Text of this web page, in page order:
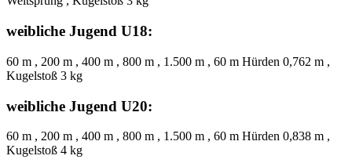
weibliche Jugend U18:
60 m , 200 m , 400 m , 800 m , 1.500 m , 60 m Hürden 0,762 m ,
Kugelstoß 3 kg
weibliche Jugend U20:
60 m , 200 m , 400 m , 800 m , 1.500 m , 60 m Hürden 0,838 m ,
Kugelstoß 4 kg